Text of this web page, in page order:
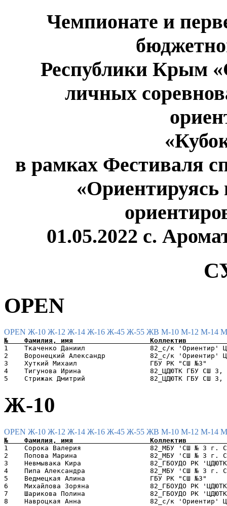
Чемпионате и
Республики Крым
личных
в рамках Фестиваля
«Ориентируясь
01.05.2022 с.
OPEN
OPEN Ж-10 Ж-12 Ж-14 Ж-16 Ж-45 Ж-55 ЖВ М-10 М-12 М-14
1    Ткаченко Даниил                82_с/к
2    Воронецкий Александр           82_с/к
3    Хуткий Михаил                  ГБУ РК "СШ
4    Тигунова Ирина                 82_ЦДЮТК
Ж-10
OPEN Ж-10 Ж-12 Ж-14 Ж-16 Ж-45 Ж-55 ЖВ М-10 М-12 М-14
1    Сорока Валерия                 82_МБУ 'СШ №
2    Попова Марина                  82_МБУ 'СШ №
3    Невмывака Кира                 82_ГБОУДО РК
4    Пипа Александра                82_МБУ 'СШ №
5    Ведмецкая Алина                ГБУ РК "СШ
6    Михайлова Зоряна               82_ГБОУДО
7    Шарикова Полина                82_ГБОУДО
8    Навроцкая Анна                 82_с/к